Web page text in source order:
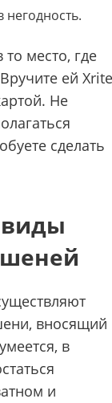
негодность.
место, где
ей Xrite
Не
сделать
вносящий
в
и